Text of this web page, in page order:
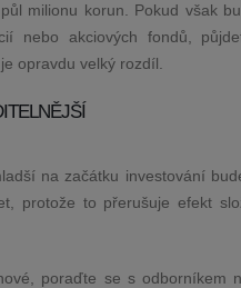
milionu korun. Pokud však
nebo akciových fondů,
opravdu velký rozdíl.
na začátku investování
protože to přerušuje efekt
poraďte se s odborníkem